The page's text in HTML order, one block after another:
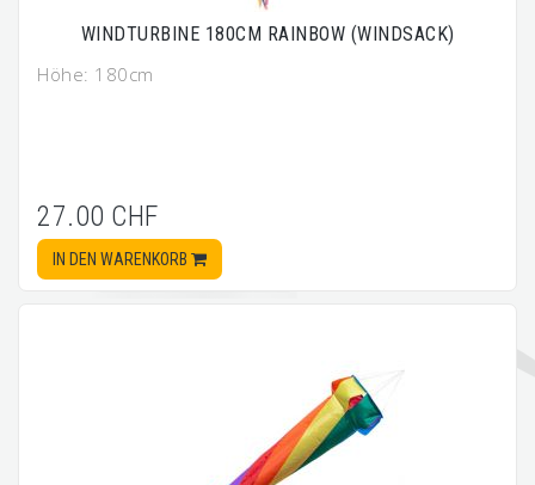
WINDTURBINE 180CM RAINBOW (WINDSACK)
Höhe: 180cm
27.00 CHF
IN DEN WARENKORB